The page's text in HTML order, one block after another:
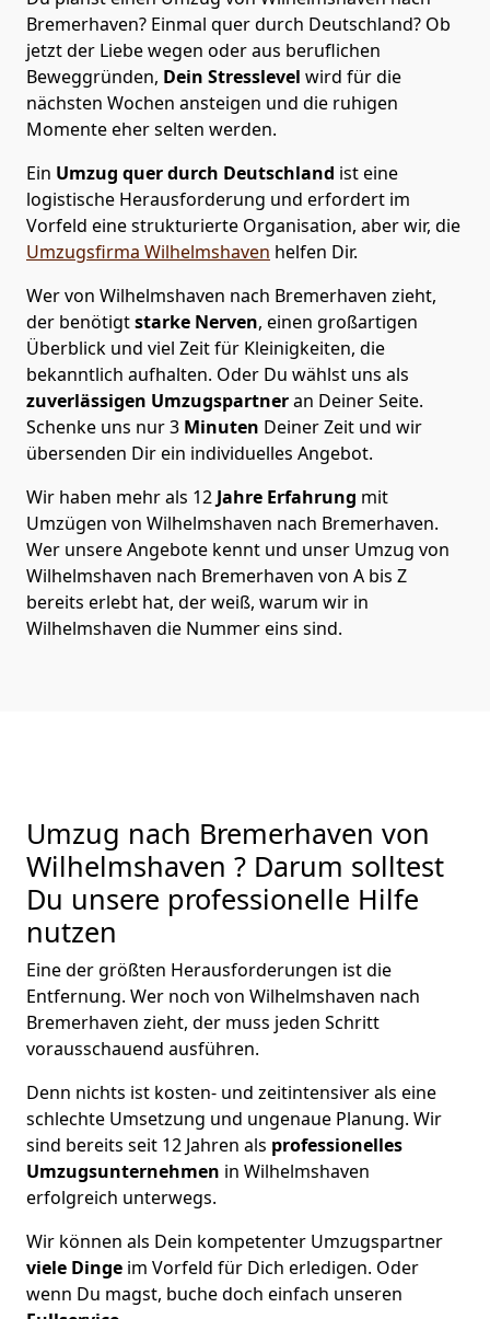
Bremer­haven? Einmal quer durch Deutschland? Ob
jetzt der Liebe wegen oder aus beruflichen
Beweggründen, Dein Stresslevel wird für die
nächsten Wochen ansteigen und die ruhigen
Momente eher selten werden.
Ein Umzug quer durch Deutschland ist eine
logistische Herausforderung und erfordert im
Vorfeld eine strukturierte Organisation, aber wir, die
Umzugsfirma Wilhelmshaven helfen Dir.
Wer von Wilhelmshaven nach Bremer­haven zieht,
der benötigtstarke Nerven, einen großartigen
Überblick und viel Zeit für Kleinigkeiten, die
bekanntlich aufhalten. Oder Du wählst uns als
zuverlässigen Umzugspartneran Deiner Seite.
Schenke uns nur3 Minuten Deiner Zeit und wir
übersenden Dir ein individuelles Angebot.
Wir haben mehr als 12 Jahre Erfahrung mit
Umzügen von Wilhelmshaven nach Bremer­haven.
Wer unsere Angebote kennt und unser Umzug von
Wilhelmshaven nach Bremer­haven von A bis Z
bereits erlebt hat, der weiß, warum wir in
Wilhelmshaven die Nummer eins sind.
Umzug nach Bremer­haven von
Wilhelmshaven ? Darum solltest
Du unsere professionelle Hilfe
nutzen
Eine der größten Herausforderungen ist die
Entfernung. Wer noch von Wilhelmshaven nach
Bremer­haven zieht, der muss jeden Schritt
vorausschauend ausführen.
Denn nichts ist kosten- und zeitintensiver als eine
schlechte Umsetzung und ungenaue Planung. Wir
sind bereits seit 12 Jahren als professionelles
Umzugsunternehmen in Wilhelmshaven
erfolgreich unterwegs.
Wir können als Dein kompetenter Umzugspartner
viele Dinge im Vorfeld für Dich erledigen. Oder
wenn Du magst, buche doch einfach unseren